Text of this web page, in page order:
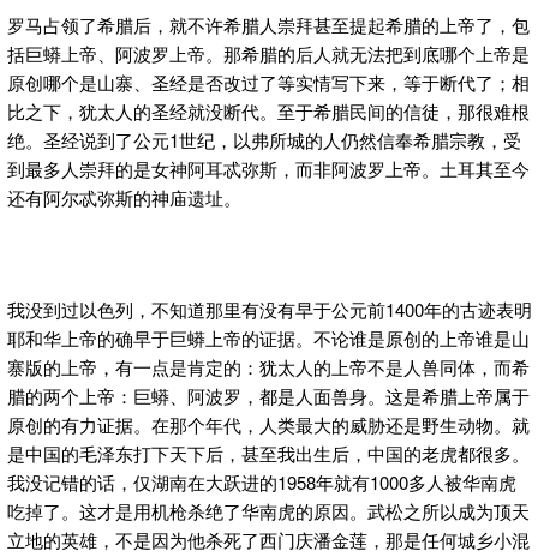
罗马占领了希腊后，就不许希腊人崇拜甚至提起希腊的上帝了，包
括巨蟒上帝、阿波罗上帝。那希腊的后人就无法把到底哪个上帝是
原创哪个是山寨、圣经是否改过了等实情写下来，等于断代了；相
比之下，犹太人的圣经就没断代。至于希腊民间的信徒，那很难根
绝。圣经说到了公元1世纪，以弗所城的人仍然信奉希腊宗教，受
到最多人崇拜的是女神阿耳忒弥斯，而非阿波罗上帝。土耳其至今
还有阿尔忒弥斯的神庙遗址。
我没到过以色列，不知道那里有没有早于公元前1400年的古迹表明
耶和华上帝的确早于巨蟒上帝的证据。不论谁是原创的上帝谁是山
寨版的上帝，有一点是肯定的：犹太人的上帝不是人兽同体，而希
腊的两个上帝：巨蟒、阿波罗，都是人面兽身。这是希腊上帝属于
原创的有力证据。在那个年代，人类最大的威胁还是野生动物。就
是中国的毛泽东打下天下后，甚至我出生后，中国的老虎都很多。
我没记错的话，仅湖南在大跃进的1958年就有1000多人被华南虎
吃掉了。这才是用机枪杀绝了华南虎的原因。武松之所以成为顶天
立地的英雄，不是因为他杀死了西门庆潘金莲，那是任何城乡小混